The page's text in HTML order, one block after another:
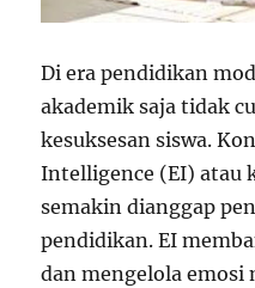
Di era pendidikan
akademik saja tidak
kesuksesan siswa.
Intelligence (EI) atau
semakin dianggap
pendidikan. EI
dan mengelola emosi